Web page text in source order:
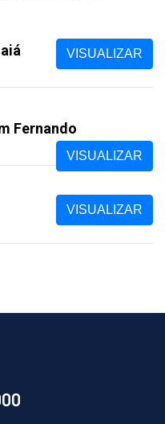
VISUALIZAR
Fernando
VISUALIZAR
VISUALIZAR